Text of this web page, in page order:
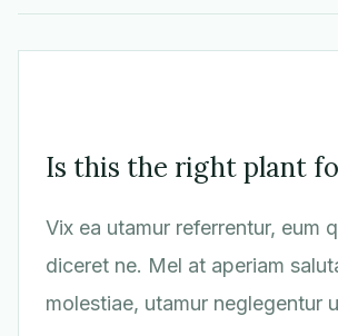
Is this the right plant
Vix ea utamur referrentur, eum
diceret ne. Mel at aperiam
molestiae, utamur neglegentur